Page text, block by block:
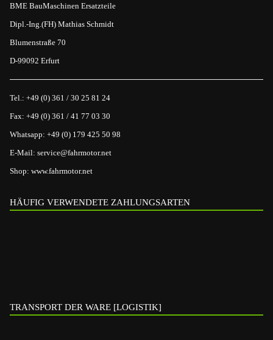
BME BauMaschinen Ersatzteile
Dipl.-Ing.(FH) Mathias Schmidt
Blumenstraße 70
D-99092 Erfurt
Tel.: +49 (0) 361 / 30 25 81 24
Fax: +49 (0) 361 / 41 77 03 30
Whatsapp: +49 (0) 179 425 50 98
E-Mail: service@fahrmotor.net
Shop: www.fahrmotor.net
HÄUFIG VERWENDETE ZAHLUNGSARTEN
TRANSPORT DER WARE [LOGISTIK]